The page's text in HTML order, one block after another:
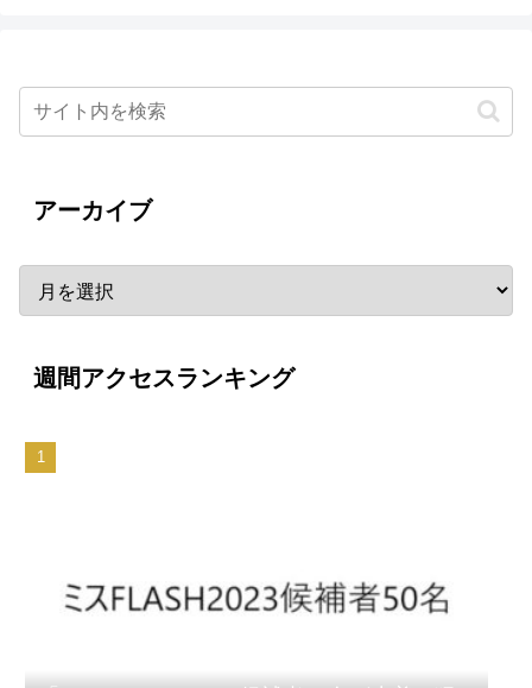
アーカイブ
週間アクセスランキング